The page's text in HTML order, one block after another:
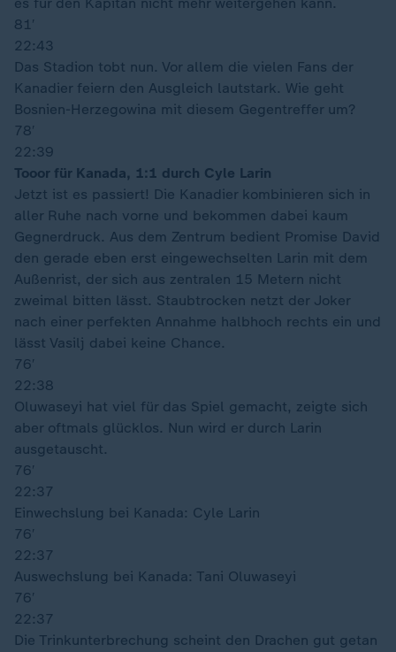
81′
22:43
Das Stadion tobt nun. Vor allem die vielen Fans der
Kanadier feiern den Ausgleich lautstark. Wie geht
Bosnien-Herzegowina mit diesem Gegentreffer um?
78′
22:39
Tooor für Kanada, 1:1 durch Cyle Larin
Jetzt ist es passiert! Die Kanadier kombinieren sich in
aller Ruhe nach vorne und bekommen dabei kaum
Gegnerdruck. Aus dem Zentrum bedient Promise David
den gerade eben erst eingewechselten Larin mit dem
Außenrist, der sich aus zentralen 15 Metern nicht
zweimal bitten lässt. Staubtrocken netzt der Joker
nach einer perfekten Annahme halbhoch rechts ein und
lässt Vasilj dabei keine Chance.
76′
22:38
Oluwaseyi hat viel für das Spiel gemacht, zeigte sich
aber oftmals glücklos. Nun wird er durch Larin
ausgetauscht.
76′
22:37
Einwechslung bei Kanada: Cyle Larin
76′
22:37
Auswechslung bei Kanada: Tani Oluwaseyi
76′
22:37
Die Trinkunterbrechung scheint den Drachen gut getan